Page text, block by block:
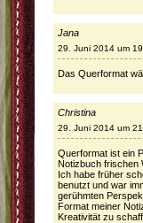
Jana
29. Juni 2014 um
Das Querformat
Christina
29. Juni 2014 um
Querformat ist ein
Notizbuch frischen
Ich habe früher
benutzt und war
gerühmten
Format meiner
Kreativität zu